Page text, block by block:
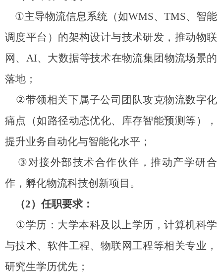
①主导物流信息系统（如WMS、 TMS、智能
调度平台 ）的架构设计与技术研发，推动物联
网、 AI、大数据等技术在物流集团物流场景的
落地；
②带领相关下属子公司团队攻克物流数字化
痛点（如路径动态优化、库存智能预测等），
提升业务自动化与智能化水平；
③对接外部技术合作伙伴，推动产学研合
作，孵化物流科技创新项目。
（2）任职要求：
①学历：大学本科及以上学历，计算机科学
与技术、软件工程、物联网工程等相关专业，
研究生学历优先；